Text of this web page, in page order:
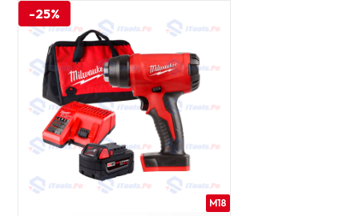
-25%
M18